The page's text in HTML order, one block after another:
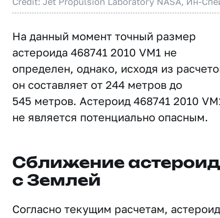
На данный момент точный размер
астероида 468741 2010 VM1 не
определен, однако, исходя из
он составляет от 244 метров до
545 метров. Астероид 468741 2010
не является потенциально опасным.
Сближение
с Землей
Согласно текущим расчетам, астероид